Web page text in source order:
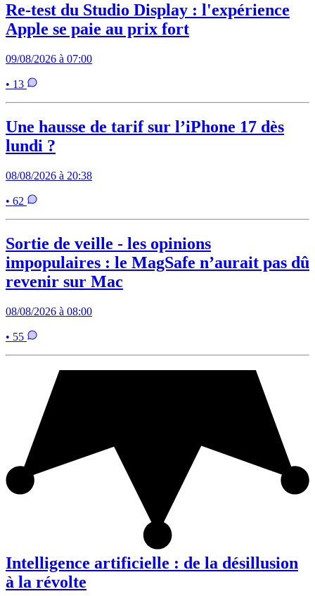
Re-test du Studio Display : l'expérience
Apple se paie au prix fort
09/08/2026 à 07:00
• 13
Une hausse de tarif sur l’iPhone 17 dès
lundi ?
08/08/2026 à 20:38
• 62
Sortie de veille - les opinions
impopulaires : le MagSafe n’aurait pas dû
revenir sur Mac
08/08/2026 à 08:00
• 55
Intelligence artificielle : de la désillusion
à la révolte